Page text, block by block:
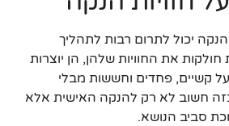
יכול לתרום רבות לתהליך
את החוויות שלהן, הן יוצרות
קשיים, פחדים וחששות מבלי
חשוב לא רק להנקה האישית אלא
סביב הנושא.